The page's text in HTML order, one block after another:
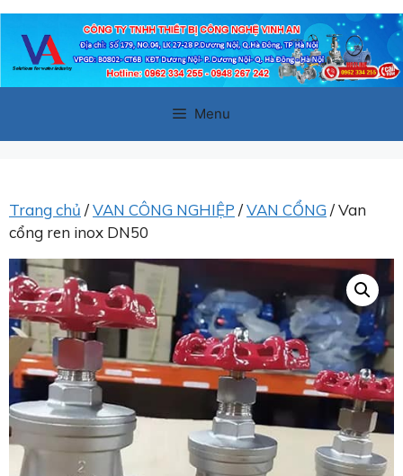
Chuyển
đến
Menu
Trang chủ /VAN CÔNG NGHIỆP /VAN CỔNG / Van
cổng ren inox DN50